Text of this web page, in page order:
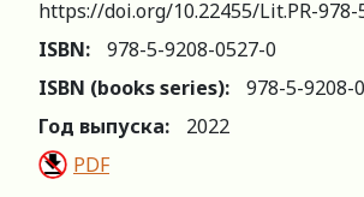
https://doi.org/10.22455/Lit.PR-978-
ISBN:
978-5-9208-0527-0
ISBN (books series):
978-5-9208-
Год выпуска:
2022
PDF